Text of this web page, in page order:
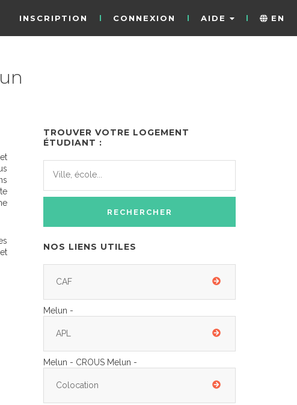
INSCRIPTION CONNEXION AIDE EN
TROUVER VOTRE LOGEMENT
ÉTUDIANT :
NOS LIENS UTILES
CAF
Melun -
APL
Melun - CROUS Melun -
Colocation